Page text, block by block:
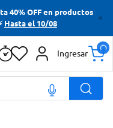
40% OFF en productos
Hasta el 10/08
Ingresar